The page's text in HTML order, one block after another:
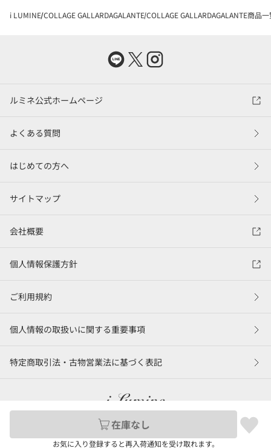
在庫なし
お気に入り登録すると再入荷通知を受け取れます。
i LUMINE COLLAGE GALLARDAGALANTE COLLAGE GALLARDAGALANTE商品
ルミネ公式ホームページ
よくある質問
はじめての方へ
サイトマップ
会社概要
個人情報保護方針
ご利用規約
個人情報の取扱いに関する重要事項
特定商取引法・古物営業法に基づく表記
©LUMINE Co., Ltd.